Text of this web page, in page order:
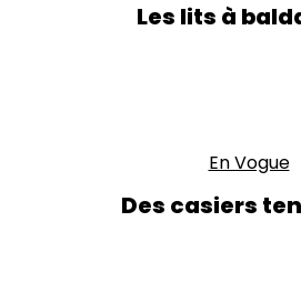
Les lits à
En Vogue
Des casiers